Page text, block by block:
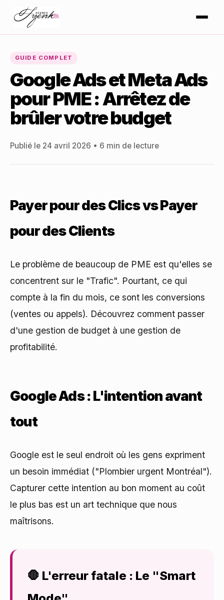
GUIDE COMPLET
Google Ads et Meta Ads
pour PME : Arrêtez de
brûler votre budget
Publié le 24 avril 2026 • 6 min de lecture
Payer pour des Clics vs Payer
pour des Clients
Le problème de beaucoup de PME est qu'elles se
concentrent sur le "Trafic". Pourtant, ce qui
compte à la fin du mois, ce sont les conversions
(ventes ou appels). Découvrez comment passer
d'une gestion de budget à une gestion de
profitabilité.
Google Ads : L'intention avant
tout
Google est le seul endroit où les gens expriment
un besoin immédiat ("Plombier urgent Montréal").
Capturer cette intention au bon moment au coût
le plus bas est un art technique que nous
maîtrisons.
🛑 L'erreur fatale : Le "Smart